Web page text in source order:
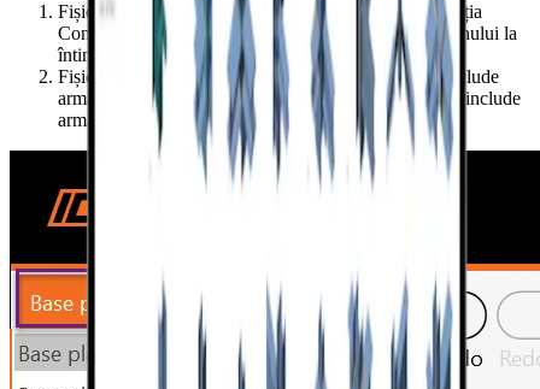
Fișier Connection: Proiectarea plăcii de bază în aplicația
Connection, unde ancorele cedează prin ruperea betonului la
întindere.
Fișier Detail: Proiectare soclu armat, primul model include
armătura minimă necesară. Al doilea detaliu din fișier include
armătură tip agrafă pentru ancore.